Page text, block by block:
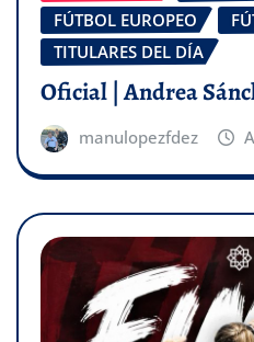
FÚTBOL EUROPEO
TITULARES DEL DÍA
Oficial | Andrea
manulopezfdez